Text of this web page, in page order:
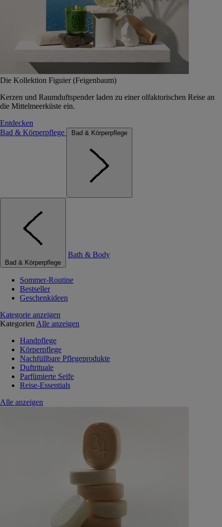
Die Kollektion Figuier (Feigenbaum)
Kerzen und Raumduftspender laden zu einer olfaktorischen Reise an
die Mittelmeerküste ein.
Entdecken
Bad & Körperpflege
Bad & Körperpflege
Bad & Körperpflege
Bath & Body
Sommer-Routine
Bestseller
Geschenkideen
Kategorie anzeigen
Kategorien Alle anzeigen
Handpflege
Körperpflege
Nachfüllbare Pflegeprodukte
Duftrituale
Parfümierte Seife
Reise-Essentials
Alle anzeigen